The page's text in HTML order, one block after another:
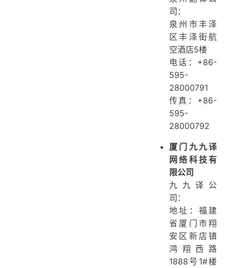
司：
泉州市丰泽
区丰泽街航
空酒店5楼
电话：+86-
595-
28000791
传真：+86-
595-
28000792
厦门九九译
网络科技有
限公司
九九译公
司：
地址：福建
省厦门市翔
安区新店镇
鸿翔西路
1888号1#楼